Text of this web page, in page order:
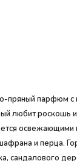
парфюм с
любит роскошь
и перца.
сандалового